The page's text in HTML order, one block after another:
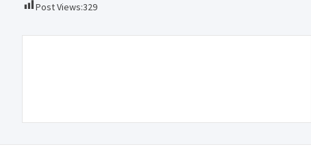
Post Views:329